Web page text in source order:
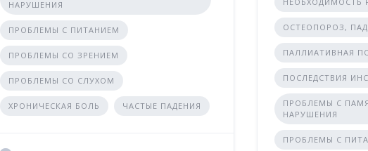
НАРУШЕНИЯ
ПРОБЛЕМЫ С ПИТАНИЕМ
ПРОБЛЕМЫ СО ЗРЕНИЕМ
ПРОБЛЕМЫ СО СЛУХОМ
ХРОНИЧЕСКАЯ БОЛЬ ЧАСТЫЕ ПАДЕНИЯ
ОСТЕОПОРОЗ,
ПАЛЛИАТИВНАЯ
ПОСЛЕДСТВИЯ
ПРОБЛЕМЫ С
НАРУШЕНИЯ
ПРОБЛЕМЫ С